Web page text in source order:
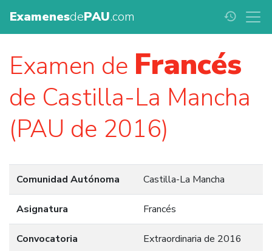
ExamenesdePAU.com history
Examen de Francés
de Castilla-La Mancha
(PAU de 2016)
Comunidad Autónoma Castilla-La Mancha
Asignatura Francés
Convocatoria Extraordinaria de 2016